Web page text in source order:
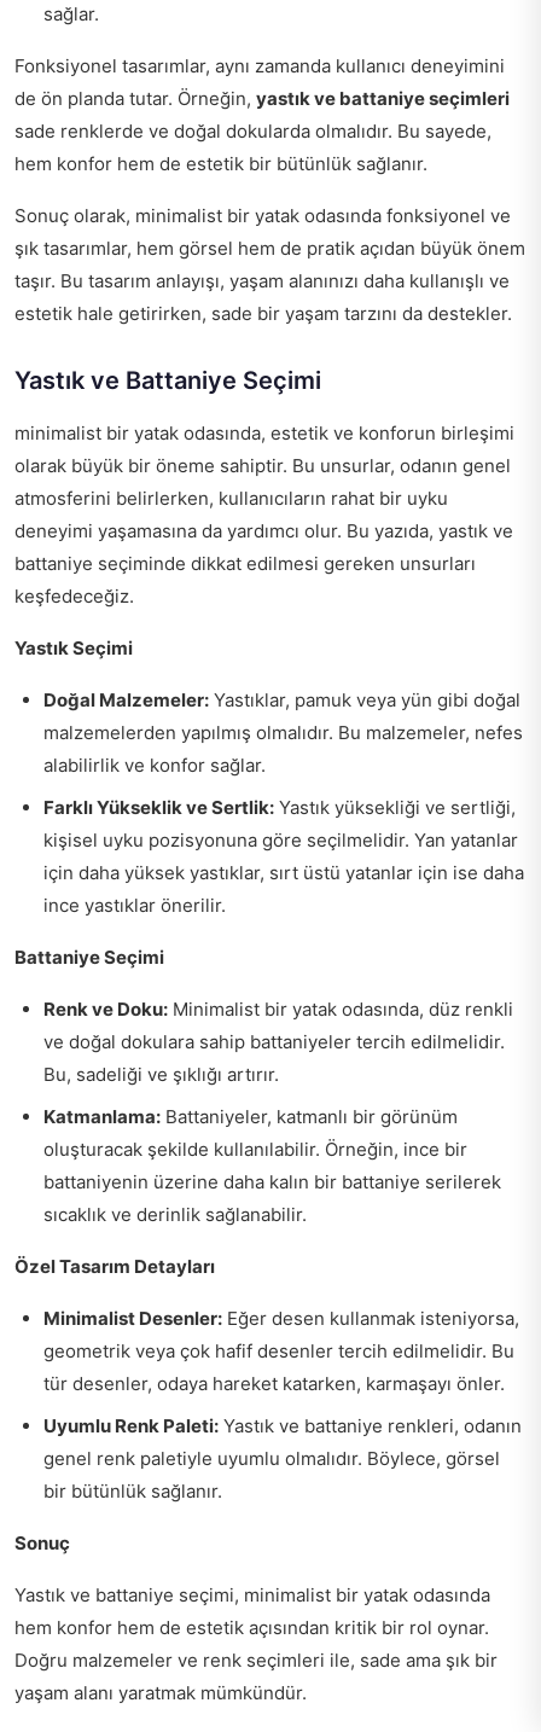
sağlar.
Fonksiyonel tasarımlar, aynı zamanda kullanıcı deneyimini
de ön planda tutar. Örneğin, yastık ve battaniye seçimleri
sade renklerde ve doğal dokularda olmalıdır. Bu sayede,
hem konfor hem de estetik bir bütünlük sağlanır.
Sonuç olarak, minimalist bir yatak odasında fonksiyonel ve
şık tasarımlar, hem görsel hem de pratik açıdan büyük önem
taşır. Bu tasarım anlayışı, yaşam alanınızı daha kullanışlı ve
estetik hale getirirken, sade bir yaşam tarzını da destekler.
Yastık ve Battaniye Seçimi
minimalist bir yatak odasında, estetik ve konforun birleşimi
olarak büyük bir öneme sahiptir. Bu unsurlar, odanın genel
atmosferini belirlerken, kullanıcıların rahat bir uyku
deneyimi yaşamasına da yardımcı olur. Bu yazıda, yastık ve
battaniye seçiminde dikkat edilmesi gereken unsurları
keşfedeceğiz.
Yastık Seçimi
Doğal Malzemeler: Yastıklar, pamuk veya yün gibi doğal
malzemelerden yapılmış olmalıdır. Bu malzemeler, nefes
alabilirlik ve konfor sağlar.
Farklı Yükseklik ve Sertlik: Yastık yüksekliği ve sertliği,
kişisel uyku pozisyonuna göre seçilmelidir. Yan yatanlar
için daha yüksek yastıklar, sırt üstü yatanlar için ise daha
ince yastıklar önerilir.
Battaniye Seçimi
Renk ve Doku: Minimalist bir yatak odasında, düz renkli
ve doğal dokulara sahip battaniyeler tercih edilmelidir.
Bu, sadeliği ve şıklığı artırır.
Katmanlama: Battaniyeler, katmanlı bir görünüm
oluşturacak şekilde kullanılabilir. Örneğin, ince bir
battaniyenin üzerine daha kalın bir battaniye serilerek
sıcaklık ve derinlik sağlanabilir.
Özel Tasarım Detayları
Minimalist Desenler: Eğer desen kullanmak isteniyorsa,
geometrik veya çok hafif desenler tercih edilmelidir. Bu
tür desenler, odaya hareket katarken, karmaşayı önler.
Uyumlu Renk Paleti: Yastık ve battaniye renkleri, odanın
genel renk paletiyle uyumlu olmalıdır. Böylece, görsel
bir bütünlük sağlanır.
Sonuç
Yastık ve battaniye seçimi, minimalist bir yatak odasında
hem konfor hem de estetik açısından kritik bir rol oynar.
Doğru malzemeler ve renk seçimleri ile, sade ama şık bir
yaşam alanı yaratmak mümkündür.